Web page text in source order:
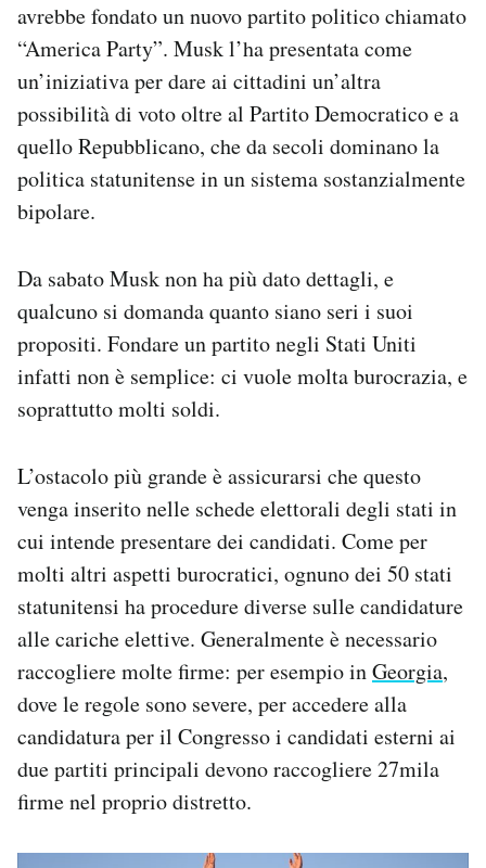
AREA PERSONALE
Area Personale
Newsletter
Notifiche mobile
Regala il Post
Hai bisogno di aiuto?
Esci
avrebbe fondato un nuovo partito politico chiamato
“America Party”. Musk l’ha presentata come
un’iniziativa per dare ai cittadini un’altra
possibilità di voto oltre al Partito Democratico e a
quello Repubblicano, che da secoli dominano la
politica statunitense in un sistema sostanzialmente
bipolare.
Da sabato Musk non ha più dato dettagli, e
qualcuno si domanda quanto siano seri i suoi
propositi. Fondare un partito negli Stati Uniti
infatti non è semplice: ci vuole molta burocrazia, e
soprattutto molti soldi.
L’ostacolo più grande è assicurarsi che questo
venga inserito nelle schede elettorali degli stati in
cui intende presentare dei candidati. Come per
molti altri aspetti burocratici, ognuno dei 50 stati
statunitensi ha procedure diverse sulle candidature
alle cariche elettive. Generalmente è necessario
raccogliere molte firme: per esempio inGeorgia,
dove le regole sono severe, per accedere alla
candidatura per il Congresso i candidati esterni ai
due partiti principali devono raccogliere 27mila
firme nel proprio distretto.